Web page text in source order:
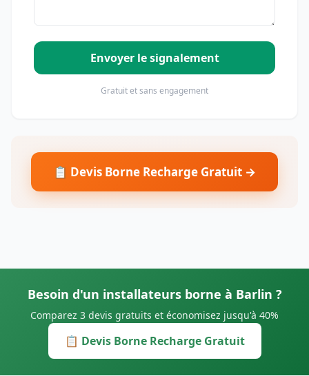
Envoyer le signalement
Gratuit et sans engagement
📋 Devis Borne Recharge Gratuit →
Besoin d'un installateurs borne à Barlin ?
Comparez 3 devis gratuits et économisez jusqu'à 40%
📋 Devis Borne Recharge Gratuit